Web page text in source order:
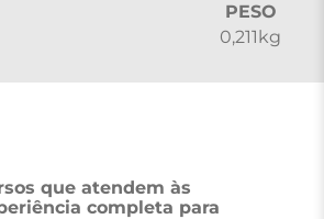
PESO
0,211kg
que atendem às
completa para